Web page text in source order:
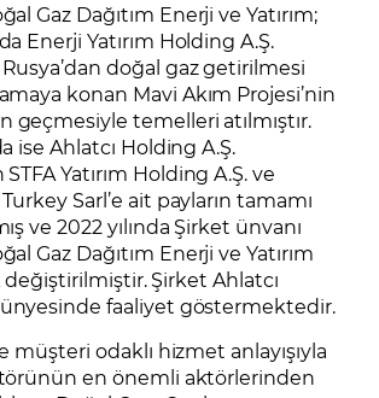
Gaz Dağıtım Enerji ve Yatırım;
Enerji Yatırım Holding A.Ş.
doğal gaz getirilmesi
konan Mavi Akım Projesi’nin
geçmesiyle temelleri atılmıştır.
ise Ahlatcı Holding A.Ş.
Yatırım Holding A.Ş. ve
Sarl’e ait payların tamamı
ve 2022 yılında Şirket ünvanı
Gaz Dağıtım Enerji ve Yatırım
değiştirilmiştir. Şirket Ahlatcı
faaliyet göstermektedir.
müşteri odaklı hizmet anlayışıyla
en önemli aktörlerinden